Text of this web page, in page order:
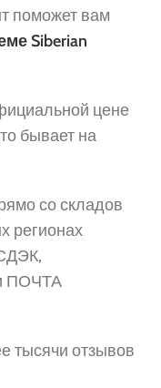
поможет вам
Siberian
цене
бывает на
со складов
регионах
ПОЧТА
тысячи отзывов